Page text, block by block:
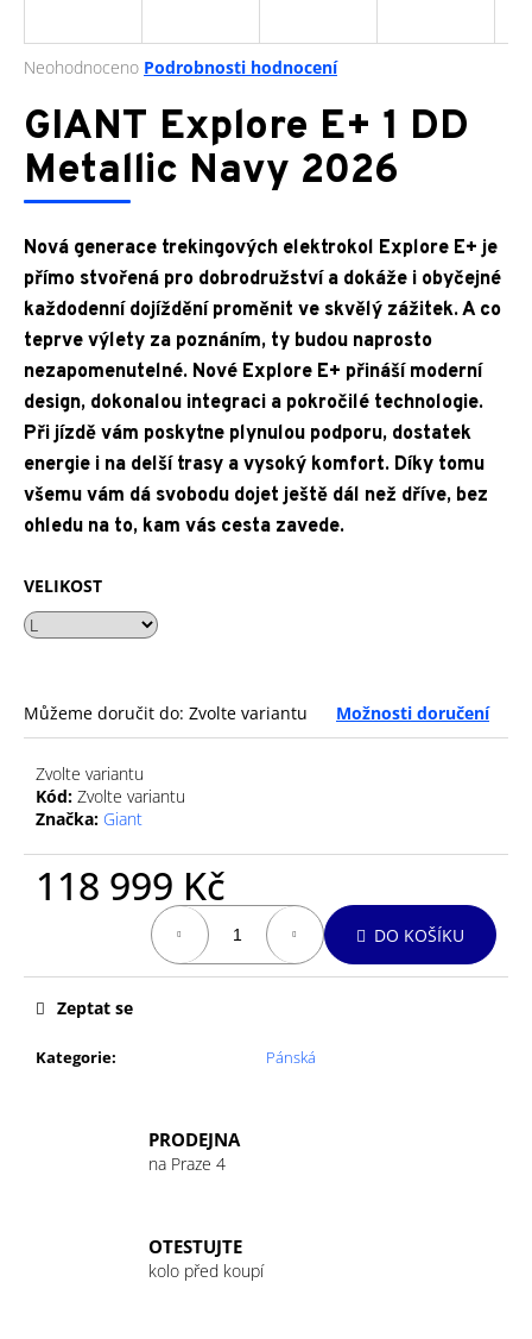
Průměrné
produktu
je
0,0
z
5
Neohodnoceno Podrobnosti hodnocení
GIANT Explore E+ 1 DD
Metallic Navy 2026
Nová generace trekingových elektrokol Explore E+ je
přímo stvořená pro dobrodružství a dokáže i obyčejné
každodenní dojíždění proměnit ve skvělý zážitek. A co
teprve výlety za poznáním, ty budou naprosto
nezapomenutelné. Nové Explore E+ přináší moderní
design, dokonalou integraci a pokročilé technologie.
Při jízdě vám poskytne plynulou podporu, dostatek
energie i na delší trasy a vysoký komfort. Díky tomu
všemu vám dá svobodu dojet ještě dál než dříve, bez
ohledu na to, kam vás cesta zavede.
VELIKOST
Můžeme doručit do: Zvolte variantu Možnosti doručení
Zvolte variantu
Kód: Zvolte variantu
Značka: Giant
118 999 Kč
DO KOŠÍKU
Kategorie: Pánská
Zeptat se
PRODEJNA
na Praze 4
OTESTUJTE
kolo před koupí
j
t
?
HLEDAT
D
o
p
o
r
u
č
j
e
m
GU
GEL
32G
JET
49